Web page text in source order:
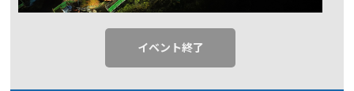
イベント終了